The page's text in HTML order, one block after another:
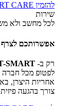
להזמין SMART CARE
שירות
לכל מחשב ולא
אפשרותכם
רק ב- SMART
לפטופ מכל חברה
אחריות היצרן,
צורך בהגעה